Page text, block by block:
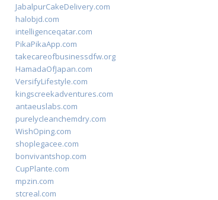
JabalpurCakeDelivery.com
halobjd.com
intelligenceqatar.com
PikaPikaApp.com
takecareofbusinessdfw.org
HamadaOfJapan.com
VersifyLifestyle.com
kingscreekadventures.com
antaeuslabs.com
purelycleanchemdry.com
WishOping.com
shoplegacee.com
bonvivantshop.com
CupPlante.com
mpzin.com
stcreal.com